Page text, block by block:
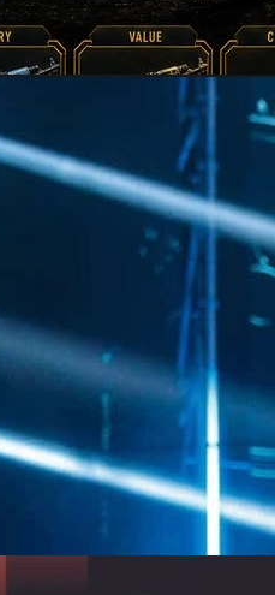
porMichael
y metas en CS2
2026: ajustes tácticos de
evolución del equipo y cómo